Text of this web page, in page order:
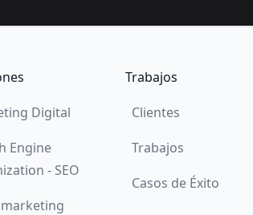
Digital
Engine
- SEO
Trabajos
Clientes
Trabajos
Casos de Éxito